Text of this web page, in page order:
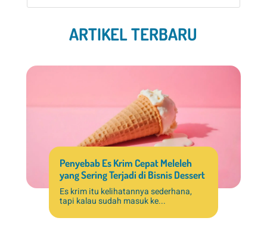
ARTIKEL TERBARU
Penyebab Es Krim Cepat Meleleh
yang Sering Terjadi di Bisnis Dessert
Es krim itu kelihatannya sederhana,
tapi kalau sudah masuk ke...